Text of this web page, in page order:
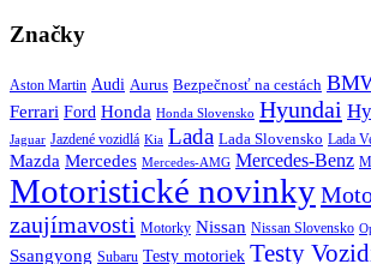
Značky
Aston Martin Audi Aurus Bezpečnosť na cestách
Ferrari Ford Honda Honda Slovensko Hyundai
Jaguar Jazdené vozidlá Kia Lada Lada Slovensko Lada
Mazda Mercedes Mercedes-AMG Mercedes-Benz
Motoristické novinky
zaujímavosti Motorky Nissan Nissan Slovensko
Ssangyong Subaru Testy motoriek Testy